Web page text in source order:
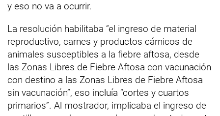
y eso no va a ocurrir.
La resolución habilitaba “el ingreso de material
reproductivo, carnes y productos cárnicos de
animales susceptibles a la fiebre aftosa, desde
las Zonas Libres de Fiebre Aftosa con vacunación
con destino a las Zonas Libres de Fiebre Aftosa
sin vacunación”, eso incluía “cortes y cuartos
primarios”. Al mostrador, implicaba el ingreso de